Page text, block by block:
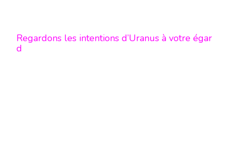
Regardons les intentions d’Uranus à votre égar
d